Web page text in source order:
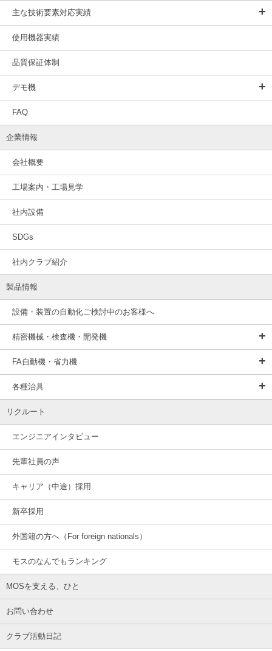
主な技術要素対応実績
使用機器実績
品質保証体制
デモ機
FAQ
企業情報
会社概要
工場案内・工場見学
社内設備
SDGs
社内クラブ紹介
製品情報
設備・装置の自動化ご検討中のお客様へ
精密機械・検査機・開発機
FA自動機・省力機
各種治具
リクルート
エンジニアインタビュー
先輩社員の声
キャリア（中途）採用
新卒採用
外国籍の方へ（For foreign nationals）
モスのなんでもランキング
MOSを支える、ひと
お問い合わせ
クラブ活動日記